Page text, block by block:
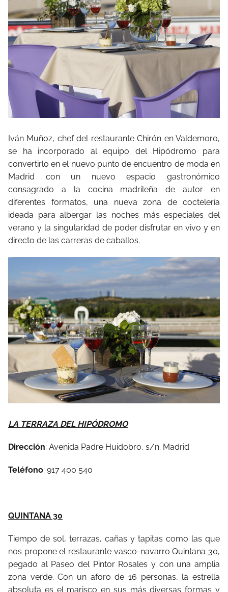
Iván Muñoz, chef del restaurante Chirón en Valdemoro,
se ha incorporado al equipo del Hipódromo para
convertirlo en el nuevo punto de encuentro de moda en
Madrid con un nuevo espacio gastronómico
consagrado a la cocina madrileña de autor en
diferentes formatos, una nueva zona de coctelería
ideada para albergar las noches más especiales del
verano y la singularidad de poder disfrutar en vivo y en
directo de las carreras de caballos.
LA TERRAZA DEL HIPÓDROMO
Dirección: Avenida Padre Huidobro, s/n. Madrid
Teléfono: 917 400 540
QUINTANA 30
Tiempo de sol, terrazas, cañas y tapitas como las que
nos propone el restaurante vasco-navarro Quintana 30,
pegado al Paseo del Pintor Rosales y con una amplia
zona verde. Con un aforo de 16 personas, la estrella
absoluta es el marisco en sus más diversas formas y